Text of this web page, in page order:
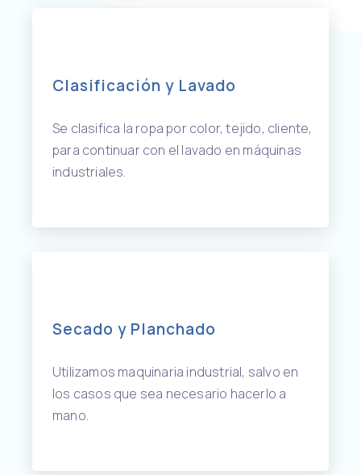
Clasificación y Lavado
Se clasifica la ropa por color, tejido, cliente,
para continuar con el lavado en máquinas
industriales.
Secado y Planchado
Utilizamos maquinaria industrial, salvo en
los casos que sea necesario hacerlo a
mano.